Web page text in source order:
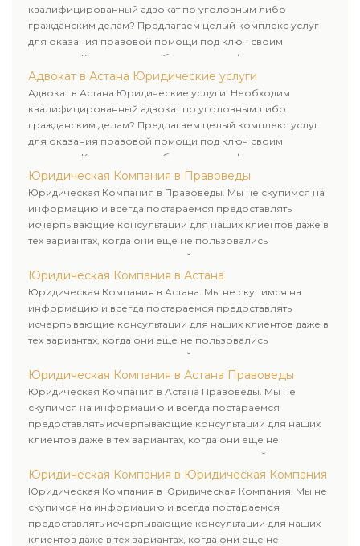
квалифицированный адвокат по уголовным либо
гражданским делам? Предлагаем целый комплекс услуг
для оказания правовой помощи под ключ своим
клиентам. Комплексное обслуживание физических и
юридических лиц. Индивидуальный подход к каждому
клиенту.
Адвокат в Астана Юридические услуги
Адвокат в Астана Юридические услуги. Необходим
квалифицированный адвокат по уголовным либо
гражданским делам? Предлагаем целый комплекс услуг
для оказания правовой помощи под ключ своим
клиентам. Комплексное обслуживание физических и
юридических лиц. Индивидуальный подход к каждому
клиенту.
Юридическая Компания в Правоведы
Юридическая Компания в Правоведы. Мы не скупимся на
информацию и всегда постараемся предоставлять
исчерпывающие консультации для наших клиентов даже в
тех вариантах, когда они еще не пользовались
юридическими услугами нашей компании.
Юридическая Компания в Астана
Юридическая Компания в Астана. Мы не скупимся на
информацию и всегда постараемся предоставлять
исчерпывающие консультации для наших клиентов даже в
тех вариантах, когда они еще не пользовались
юридическими услугами нашей компании.
Юридическая Компания в Астана Правоведы
Юридическая Компания в Астана Правоведы. Мы не
скупимся на информацию и всегда постараемся
предоставлять исчерпывающие консультации для наших
клиентов даже в тех вариантах, когда они еще не
пользовались юридическими услугами нашей компании.
Юридическая Компания в Юридическая Компания
Юридическая Компания в Юридическая Компания. Мы не
скупимся на информацию и всегда постараемся
предоставлять исчерпывающие консультации для наших
клиентов даже в тех вариантах, когда они еще не